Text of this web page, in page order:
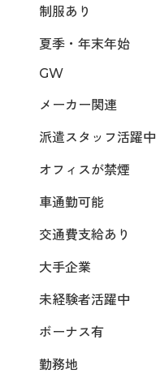
制服あり
夏季・年末年始
GW
メーカー関連
派遣スタッフ活躍中
オフィスが禁煙
車通勤可能
交通費支給あり
大手企業
未経験者活躍中
ボーナス有
勤務地